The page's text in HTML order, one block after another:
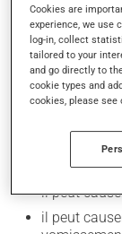
épicés et
Effets
En plus de
secondaires),
il peut
il peut
il peut
Cookies are
experience, we use
log-in, collect
tailored to your
and go directly to
cookie types and
cookies, please see